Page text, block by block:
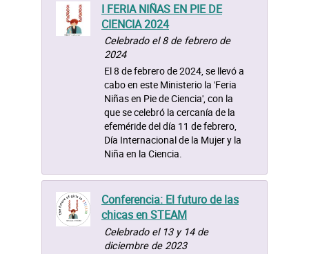
I FERIA NIÑAS EN PIE DE
CIENCIA 2024
Celebrado el 8 de febrero de
2024
El 8 de febrero de 2024, se llevó a
cabo en este Ministerio la 'Feria
Niñas en Pie de Ciencia', con la
que se celebró la cercanía de la
efeméride del día 11 de febrero,
Día Internacional de la Mujer y la
Niña en la Ciencia.
Conferencia: El futuro de las
chicas en STEAM
Celebrado el 13 y 14 de
diciembre de 2023